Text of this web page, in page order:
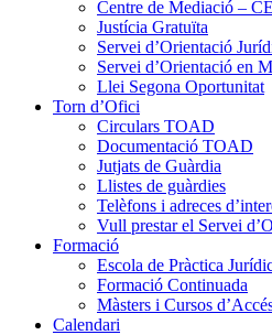
Centre de Mediació –
Justícia Gratuïta
Servei d’Orientació
Servei d’Orientació en
Llei Segona Oportunitat
Torn d’Ofici
Circulars TOAD
Documentació TOAD
Jutjats de Guàrdia
Llistes de guàrdies
Telèfons i adreces
Vull prestar el Servei
Formació
Escola de Pràctica
Formació Continuada
Màsters i Cursos
Calendari